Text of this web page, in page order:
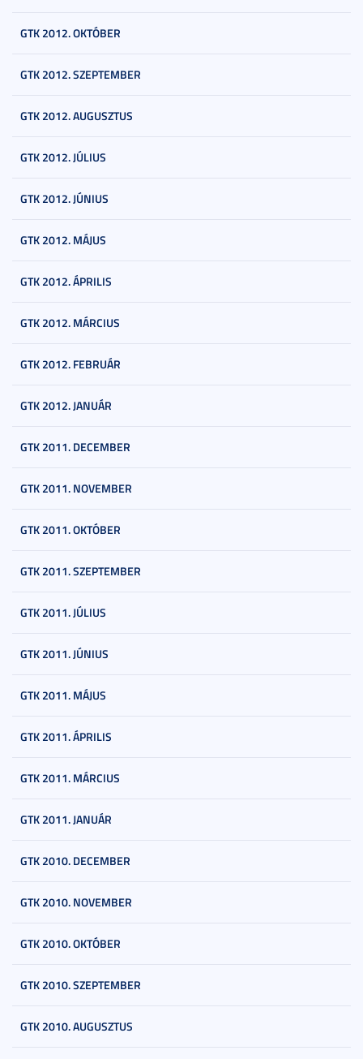
GTK 2012. OKTÓBER
GTK 2012. SZEPTEMBER
GTK 2012. AUGUSZTUS
GTK 2012. JÚLIUS
GTK 2012. JÚNIUS
GTK 2012. MÁJUS
GTK 2012. ÁPRILIS
GTK 2012. MÁRCIUS
GTK 2012. FEBRUÁR
GTK 2012. JANUÁR
GTK 2011. DECEMBER
GTK 2011. NOVEMBER
GTK 2011. OKTÓBER
GTK 2011. SZEPTEMBER
GTK 2011. JÚLIUS
GTK 2011. JÚNIUS
GTK 2011. MÁJUS
GTK 2011. ÁPRILIS
GTK 2011. MÁRCIUS
GTK 2011. JANUÁR
GTK 2010. DECEMBER
GTK 2010. NOVEMBER
GTK 2010. OKTÓBER
GTK 2010. SZEPTEMBER
GTK 2010. AUGUSZTUS